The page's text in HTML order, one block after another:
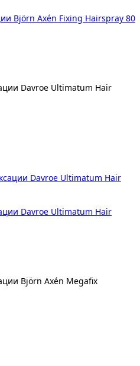
Björn Axén Fixing Hairspray 80
Davroe Ultimatum Hair
Davroe Ultimatum Hair
Björn Axén Megafix